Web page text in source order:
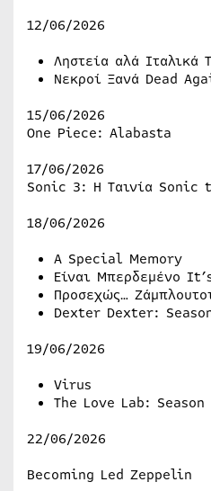
12/06/2026
Ληστεία αλά
Νεκροί Ξανά Dead
15/06/2026
One Piece: Alabasta
17/06/2026
Sonic 3: Η Ταινία Sonic
18/06/2026
A Special Memory
Είναι Μπερδεμένο
Προσεχώς…
Dexter Dexter:
19/06/2026
Virus
The Love Lab: Season
22/06/2026
Becoming Led Zeppelin